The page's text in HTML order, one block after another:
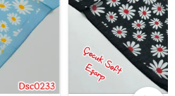
%45 İndirim